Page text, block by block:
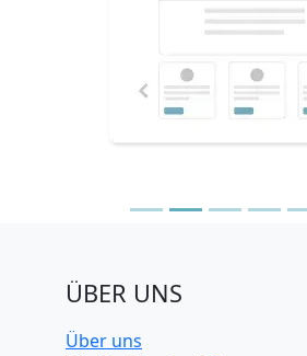
ÜBER UNS
Über uns